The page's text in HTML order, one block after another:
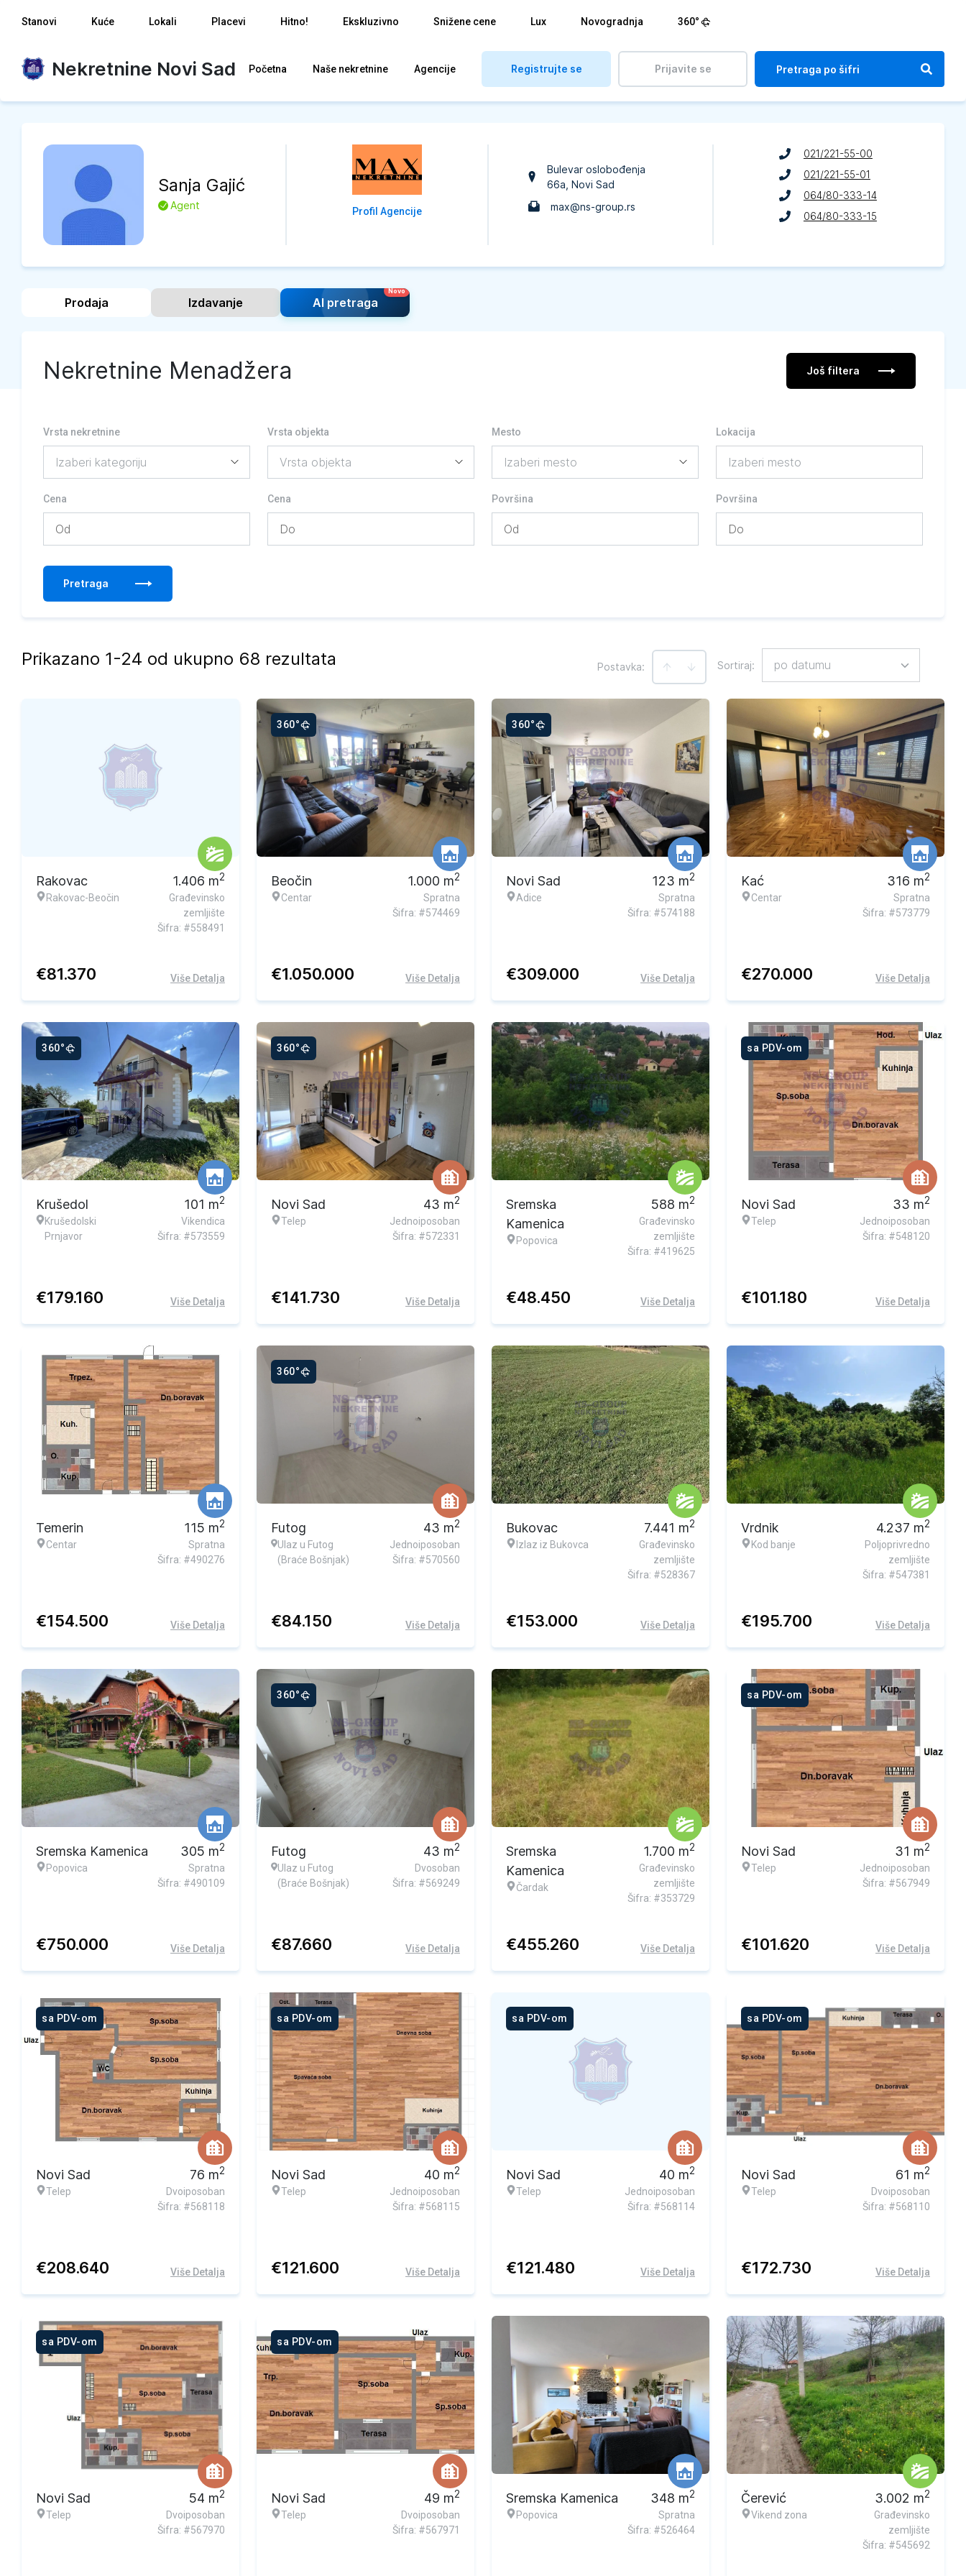
Stanovi Kuće Lokali Placevi Hitno! Ekskluzivno Snižene cene Lux Novogradnja 360°
Nekretnine Novi Sad Početna Naše nekretnine Agencije Registrujte se Prijavite se
Sanja Gajić
L Agent Profil Agencije
Bulevar oslobođenja
66a , Novi Sad
max@ns-group.rs
021/221-55-00
021/221-55-01
064/80-333-14
064/80-333-15
Prodaja Izdavanje AI pretraga
Nekretnine Menadžera Još filtera
Vrsta nekretnine Vrsta objekta Mesto Lokacija
Izaberi mesto
Cena Cena Površina Površina
Pretraga
Prikazano 1-24 od ukupno 68 rezultata Postavka: Sortiraj: po datumu
Rakovac
Rakovac-Beočin
1.406 m2
Građevinsko
zemljište
Šifra: #558491
€81.370 Više Detalja
360°
Beočin
Centar
1.000 m2
Spratna
Šifra: #574469
€1.050.000 Više Detalja
360°
Novi Sad
Adice
123 m2
Spratna
Šifra: #574188
€309.000 Više Detalja
Kać
Centar
316 m2
Spratna
Šifra: #573779
€270.000 Više Detalja
360°
Ekskluzivna ponuda
Krušedol
Krušedolski
Prnjavor
101 m2
Vikendica
Šifra: #573559
€179.160 Više Detalja
360°
Novi Sad
Telep
43 m2
Jednoiposoban
Šifra: #572331
€141.730 Više Detalja
Sremska
Kamenica
Popovica
588 m2
Građevinsko
zemljište
Šifra: #419625
€48.450 Više Detalja
sa PDV-om
Novi Sad
Telep
33 m2
Jednoiposoban
Šifra: #548120
€101.180 Više Detalja
Temerin
Centar
115 m2
Spratna
Šifra: #490276
€154.500 Više Detalja
360°
Futog
Ulaz u Futog
(Braće Bošnjak)
43 m2
Jednoiposoban
Šifra: #570560
€84.150 Više Detalja
Bukovac
Izlaz iz Bukovca
7.441 m2
Građevinsko
zemljište
Šifra: #528367
€153.000 Više Detalja
Vrdnik
Kod banje
4.237 m2
Poljoprivredno
zemljište
Šifra: #547381
€195.700 Više Detalja
Sremska Kamenica
Popovica
305 m2
Spratna
Šifra: #490109
€750.000 Više Detalja
360°
Futog
Ulaz u Futog
(Braće Bošnjak)
43 m2
Dvosoban
Šifra: #569249
€87.660 Više Detalja
Sremska
Kamenica
Čardak
1.700 m2
Građevinsko
zemljište
Šifra: #353729
€455.260 Više Detalja
sa PDV-om
Novi Sad
Telep
31 m2
Jednoiposoban
Šifra: #567949
€101.620 Više Detalja
sa PDV-om
Novi Sad
Telep
76 m2
Dvoiposoban
Šifra: #568118
€208.640 Više Detalja
sa PDV-om
Novi Sad
Telep
40 m2
Jednoiposoban
Šifra: #568115
€121.600 Više Detalja
sa PDV-om
Novi Sad
Telep
40 m2
Jednoiposoban
Šifra: #568114
€121.480 Više Detalja
sa PDV-om
Novi Sad
Telep
61 m2
Dvoiposoban
Šifra: #568110
€172.730 Više Detalja
sa PDV-om
Novi Sad
Telep
54 m2
Dvoiposoban
Šifra: #567970
sa PDV-om
Novi Sad
Telep
49 m2
Dvoiposoban
Šifra: #567971
Sremska Kamenica
Popovica
348 m2
Spratna
Šifra: #526464
Čerević
Vikend zona
3.002 m2
Građevinsko
zemljište
Šifra: #545692